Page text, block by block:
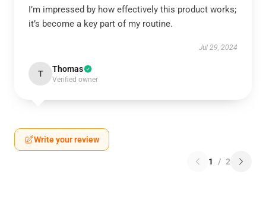
I’m impressed by how effectively this product works;
it’s become a key part of my routine.
Jul 29, 2024
T Thomas
Verified owner
Write your review
1 / 2